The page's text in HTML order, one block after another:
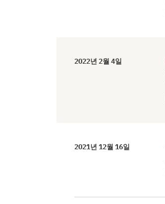
2022년 2월 4일
2021년 12월 16일